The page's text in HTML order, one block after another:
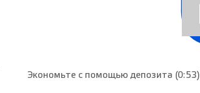
Экономьте с помощью депозита (0:53)